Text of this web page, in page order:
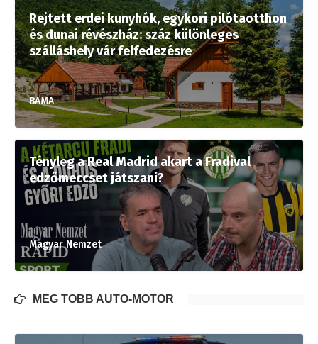
Rejtett erdei kunyhók, egykori pilótaotthon
és dunai révészház: száz különleges
szálláshely vár felfedezésre
BAMA
Tényleg a Real Madrid akart a Fradival
edzőmeccset játszani?
Magyar Nemzet
MÉG TÖBB AUTÓ-MOTOR